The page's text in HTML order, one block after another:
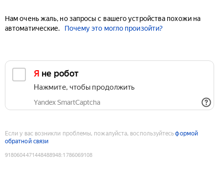
Нам очень жаль, но запросы с вашего устройства похожи на
автоматические.
Почему это могло произойти?
Я не робот
Нажмите, чтобы продолжить
Yandex SmartCaptcha
Если у вас возникли проблемы, пожалуйста, воспользуйтесьформой
обратной связи
9180604471448488948:1786069108